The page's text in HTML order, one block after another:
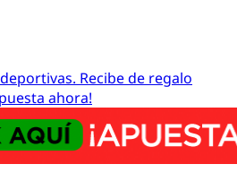
Recibe de regalo
ahora!